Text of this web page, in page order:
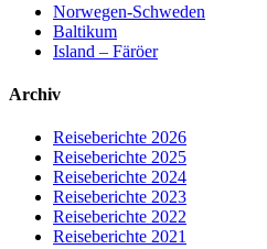
Norwegen-Schweden
Baltikum
Island – Färöer
Archiv
Reiseberichte 2026
Reiseberichte 2025
Reiseberichte 2024
Reiseberichte 2023
Reiseberichte 2022
Reiseberichte 2021